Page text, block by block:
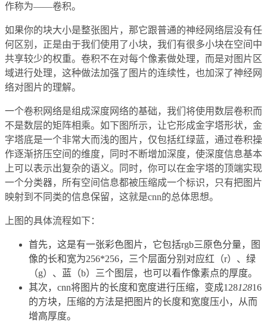
作称为——卷积。
如果你的块大小是整张图片，那它跟普通的神经网络层没有任
何区别，正是由于我们使用了小块，我们有很多小块在空间中
共享较少的权重。卷积不在对每个像素做处理，而是对图片区
域进行处理，这种做法加强了图片的连续性，也加深了神经网
络对图片的理解。
一个卷积网络是组成深度网络的基础，我们将使用数层卷积而
不是数层的矩阵相乘。如下图所示，让它形成金字塔形状，金
字塔底是一个非常大而浅的图片，仅包括红绿蓝，通过卷积操
作逐渐挤压空间的维度，同时不断增加深度，使深度信息基本
上可以表示出复杂的语义。同时，你可以在金字塔的顶端实现
一个分类器，所有空间信息都被压缩成一个标识，只有把图片
映射到不同类的信息保留，这就是cnn的总体思想。
上图的具体流程如下：
首先，这是有一张彩色图片，它包括rgb三原色分量，图
像的长和宽为256*256，三个层面分别对应红（r）、绿
（g）、蓝（b）三个图层，也可以看作像素点的厚度。
其次，cnn将图片的长度和宽度进行压缩，变成12812816
的方块，压缩的方法是把图片的长度和宽度压小，从而
增高厚度。